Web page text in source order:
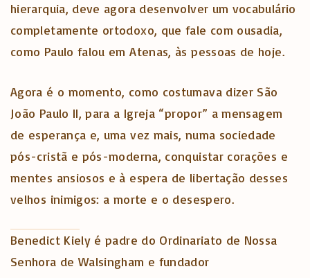
hierarquia, deve agora desenvolver um vocabulário
completamente ortodoxo, que fale com ousadia,
como Paulo falou em Atenas, às pessoas de hoje.
Agora é o momento, como costumava dizer São
João Paulo II, para a Igreja “propor” a mensagem
de esperança e, uma vez mais, numa sociedade
pós-cristã e pós-moderna, conquistar corações e
mentes ansiosos e à espera de libertação desses
velhos inimigos: a morte e o desespero.
Benedict Kiely é padre do Ordinariato de Nossa
Senhora de Walsingham e fundador